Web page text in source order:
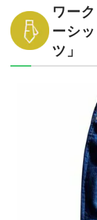
ワー
ーシ
ツ」